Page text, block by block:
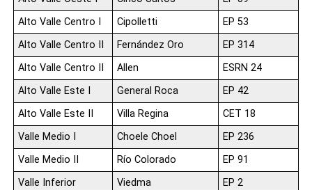
Alto Valle Centro I
Cipolletti
EP 53
Alto Valle Centro II
Fernández Oro
EP 314
Alto Valle Centro II
Allen
ESRN 24
Alto Valle Este I
General Roca
EP 42
Alto Valle Este II
Villa Regina
CET 18
Valle Medio I
Choele Choel
EP 236
Valle Medio II
Río Colorado
EP 91
Valle Inferior
Viedma
EP 2